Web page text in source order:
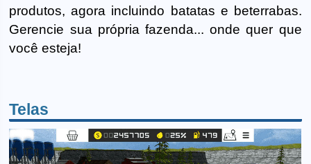
produtos, agora incluindo batatas e beterrabas.
Gerencie sua própria fazenda... onde quer que
você esteja!
Telas